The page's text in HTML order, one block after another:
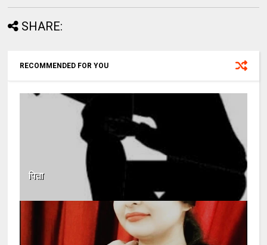
SHARE:
RECOMMENDED FOR YOU
पिता